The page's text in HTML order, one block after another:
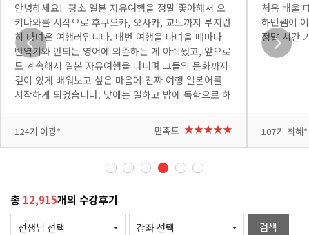
안녕하세요! 평소 일본 자유여행을 정말 좋아해서 오
키나와를 시작으로 후쿠오카, 오사카, 교토까지 부지런
히 다녀온 여행러입니다. 매번 여행을 다녀올 때마다
번역기와 안되는 영어에 의존하는 게 아쉬웠고, 앞으로
도 계속해서 일본 자유여행을 다니며 그들의 문화까지
깊이 있게 배워보고 싶은 마음에 진짜 여행 일본어를
시작하게 되었습니다. 낮에는 일하고 밤에 독학으로 하
생님이 쉽고 재미있게 가르쳐 주셔서 배울수록 흥미가
붙고 있습니다. 다음 여행에서 꼭 써봐야지 하는 표현
이 나올 때마다 메모도 하고 복습도 하고 있습니다. 반
복해서 제 것으로 만들고 싶고, 시간도 아쉽지만 여러
고 있습니다. 열심히 공부해서 다음 일본 여행은 직접
소통하는 완벽한 자유여행으로 만들어 보겠습니다. 좋
은 강의 감사합니다!
124기 이광* 만족도 ★★★★★
처음 배울
하민쌤이
정말 시간
107기 최혜*
총 12,915개의 수강후기
검색